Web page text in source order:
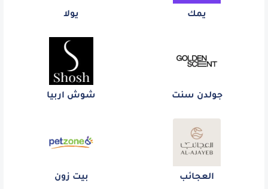
يمك يولا
جولدن سنت شوش اربيا
العجائب بيت زون